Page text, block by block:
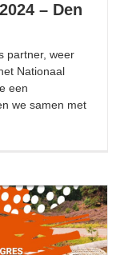
– Den
partner, weer
Nationaal
een
we samen met
Nationaal